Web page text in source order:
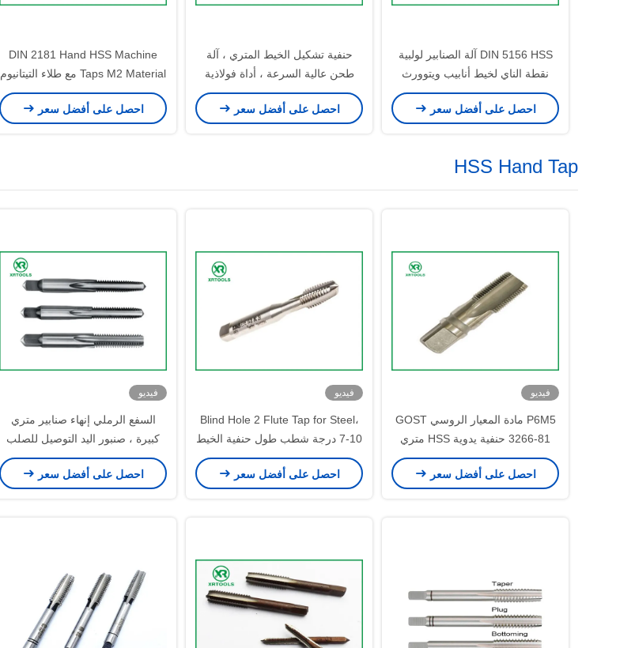
DIN 5156 HSS آلة الصنابير لولبية
نقطة الناي لخيط أنابيب ويتوورث
احصل على أفضل سعر
حنفية تشكيل الخيط المتري ، آلة
طحن عالية السرعة ، أداة فولاذية
احصل على أفضل سعر
DIN 2181 Hand HSS Machine
Taps M2 Material مع طلاء التيتانيوم
الناي المستقيم
احصل على أفضل سعر
HSS Hand Tap
فيديو
P6M5 مادة المعيار الروسي GOST
3266-81 حنفية يدوية HSS متري
ساطع
احصل على أفضل سعر
فيديو
Blind Hole 2 Flute Tap for Steel،
7-10 درجة شطب طول حنفية الخيط
العكسي
احصل على أفضل سعر
فيديو
السفع الرملي إنهاء صنابير متري
كبيرة ، صنبور اليد التوصيل للصلب
ANSI القياسية
احصل على أفضل سعر